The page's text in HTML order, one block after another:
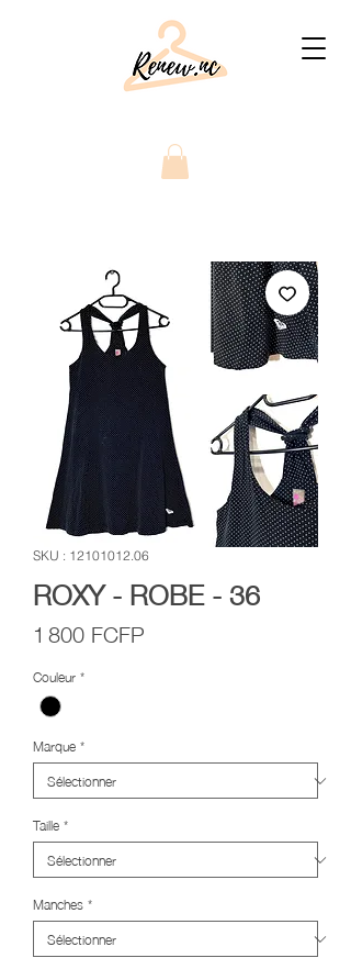
SKU : 12101012.06
ROXY - ROBE - 36
1 800 FCFP
Couleur*
Marque*
Taille*
Manches*